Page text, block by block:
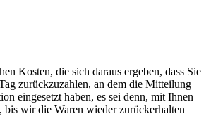
Kosten, die sich daraus ergeben, dass Sie
zurückzuzahlen, an dem die Mitteilung
eingesetzt haben, es sei denn, mit Ihnen
wir die Waren wieder zurückerhalten